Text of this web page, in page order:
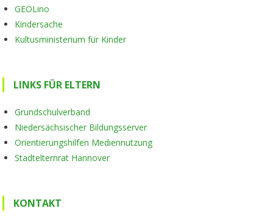
GEOLino
Kindersache
Kultusministerium für Kinder
LINKS FÜR ELTERN
Grundschulverband
Niedersächsischer Bildungsserver
Orientierungshilfen Mediennutzung
Stadtelternrat Hannover
KONTAKT